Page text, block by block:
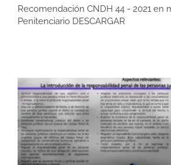
Recomendación CNDH 44 - 2021 en
Penitenciario DESCARGAR